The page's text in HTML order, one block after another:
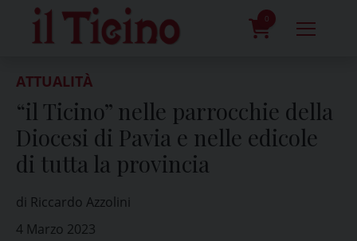
content
0
ATTUALITÀ
“il Ticino” nelle parrocchie della
Diocesi di Pavia e nelle edicole
di tutta la provincia
di Riccardo Azzolini
4 Marzo 2023